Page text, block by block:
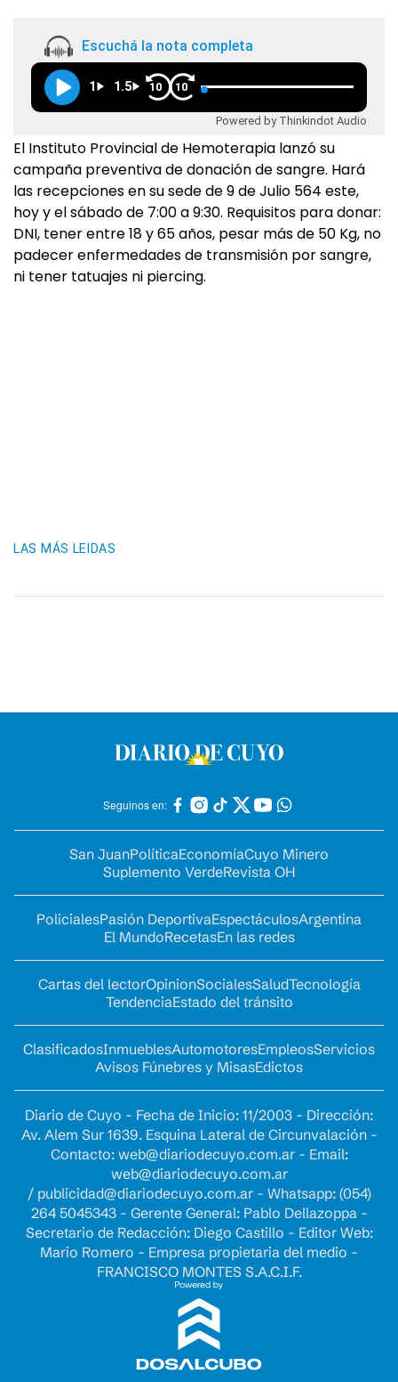
Escuchá la nota completa
1 1.5 10 10
Powered by Thinkindot Audio
El Instituto Provincial de Hemoterapia lanzó su
campaña preventiva de donación de sangre. Hará
las recepciones en su sede de 9 de Julio 564 este,
hoy y el sábado de 7:00 a 9:30. Requisitos para donar:
DNI, tener entre 18 y 65 años, pesar más de 50 Kg, no
padecer enfermedades de transmisión por sangre,
ni tener tatuajes ni piercing.
LAS MÁS LEIDAS
Seguinos en:
San JuanPolíticaEconomíaCuyo Minero
Suplemento VerdeRevista OH
PolicialesPasión DeportivaEspectáculosArgentina
El MundoRecetasEn las redes
Cartas del lectorOpinionSocialesSaludTecnología
TendenciaEstado del tránsito
ClasificadosInmueblesAutomotoresEmpleosServicios
Avisos Fúnebres y MisasEdictos
Diario de Cuyo - Fecha de Inicio: 11/2003 - Dirección:
Av. Alem Sur 1639. Esquina Lateral de Circunvalación -
Contacto: web@diariodecuyo.com.ar- Email:
web@diariodecuyo.com.ar
/ publicidad@diariodecuyo.com.ar- Whatsapp: (054)
264 5045343 - Gerente General: Pablo Dellazoppa -
Secretario de Redacción: Diego Castillo - Editor Web:
Mario Romero - Empresa propietaria del medio -
FRANCISCO MONTES S.A.C.I.F.